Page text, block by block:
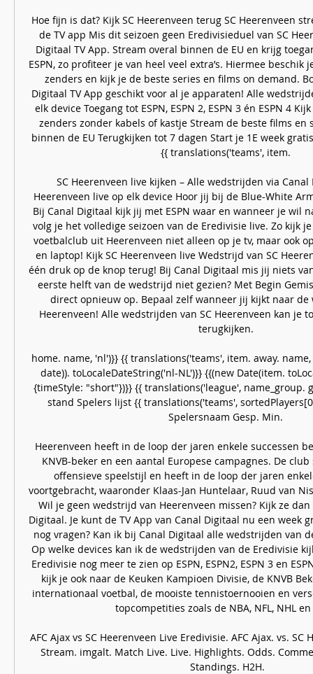
Hoe fijn is dat? Kijk SC Heerenveen terug SC Heerenveen
de TV app Mis dit seizoen geen Eredivisieduel van SC
Digitaal TV App. Stream overal binnen de EU en krijg
ESPN, zo profiteer je van heel veel extra’s. Hiermee beschik
zenders en kijk je de beste series en films on demand.
Digitaal TV App geschikt voor al je apparaten! Alle
elk device Toegang tot ESPN, ESPN 2, ESPN 3 én ESPN 4
zenders zonder kabels of kastje Stream de beste films en
binnen de EU Terugkijken tot 7 dagen Start je 1E week
{{ translations('teams', item.
SC Heerenveen live kijken – Alle wedstrijden via Canal
Heerenveen live op elk device Hoor jij bij de Blue-White
Bij Canal Digitaal kijk jij met ESPN waar en wanneer je wil
volg je het volledige seizoen van de Eredivisie live. Zo kijk
voetbalclub uit Heerenveen niet alleen op je tv, maar ook
en laptop! Kijk SC Heerenveen live Wedstrijd van SC
één druk op de knop terug! Bij Canal Digitaal mis jij niets
eerste helft van de wedstrijd niet gezien? Met Begin
direct opnieuw op. Bepaal zelf wanneer jij kijkt naar de
Heerenveen! Alle wedstrijden van SC Heerenveen kan je
terugkijken.
home. name, 'nl')}} {{ translations('teams', item. away.
date)). toLocaleDateString('nl-NL')}} {{(new Date(item.
{timeStyle: "short"})}} {{ translations('league', name_group.
stand Spelers lijst {{ translations('teams',
Spelersnaam Gesp. Min.
Heerenveen heeft in de loop der jaren enkele successen
KNVB-beker en een aantal Europese campagnes. De
offensieve speelstijl en heeft in de loop der jaren
voortgebracht, waaronder Klaas-Jan Huntelaar, Ruud van
Wil je geen wedstrijd van Heerenveen missen? Kijk ze
Digitaal. Je kunt de TV App van Canal Digitaal nu een week
nog vragen? Kan ik bij Canal Digitaal alle wedstrijden van
Op welke devices kan ik de wedstrijden van de Eredivisie
Eredivisie nog meer te zien op ESPN, ESPN2, ESPN 3 en
kijk je ook naar de Keuken Kampioen Divisie, de KNVB
internationaal voetbal, de mooiste tennistoernooien en
topcompetities zoals de NBA, NFL, NHL
AFC Ajax vs SC Heerenveen Live Eredivisie. AFC Ajax. vs.
Stream. imgalt. Match Live. Live. Highlights. Odds.
Standings. H2H.